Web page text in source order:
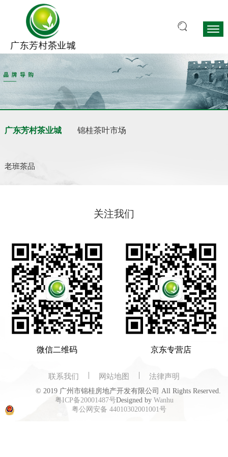
广东芳村茶业城 锦桂茶叶市场
老班茶品
关注我们
微信二维码 京东专营店
联系我们 网站地图 法律声明
© 2019 广州市锦桂房地产开发有限公司 All Rights Reserved.
粤ICP备20001487号Designed by Wanhu
粤公网安备 44010302001001号